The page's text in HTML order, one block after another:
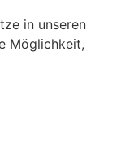
in unseren
Möglichkeit,